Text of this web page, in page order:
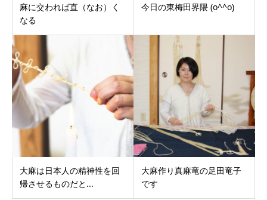
麻に交われば直（なお）く
なる
今日の東梅田界隈 (o^^o)
大麻は日本人の精神性を回
帰させるものだと...
大麻作り真麻竜の足田竜子
です